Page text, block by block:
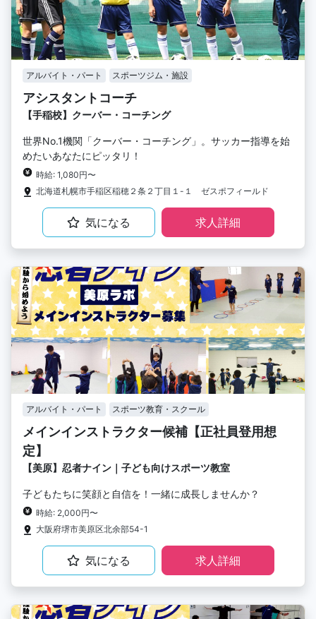
アルバイト・パート スポーツジム・施設
アシスタントコーチ
【手稲校】クーバー・コーチング
世界No.1機関「クーバー・コーチング」。サッカー指導を始
めたいあなたにピッタリ！
時給: 1,080円〜
北海道札幌市手稲区稲穂２条２丁目１-１ ゼスポフィールド
気になる 求人詳細
アルバイト・パート スポーツ教育・スクール
メインインストラクター候補【正社員登用想
定】
【美原】忍者ナイン｜子ども向けスポーツ教室
子どもたちに笑顔と自信を！一緒に成長しませんか？
時給: 2,000円〜
大阪府堺市美原区北余部54-1
気になる 求人詳細